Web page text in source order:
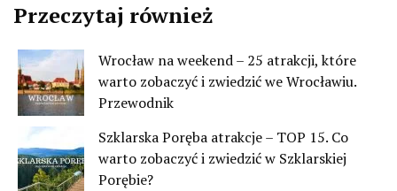
Przeczytaj również
Wrocław na weekend – 25 atrakcji, które
warto zobaczyć i zwiedzić we Wrocławiu.
Przewodnik
Szklarska Poręba atrakcje – TOP 15. Co
warto zobaczyć i zwiedzić w Szklarskiej
Porębie?